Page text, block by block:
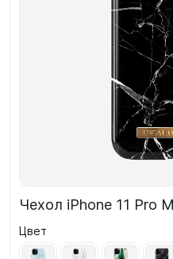
Чехол iPhone 11 Pro
Цвет